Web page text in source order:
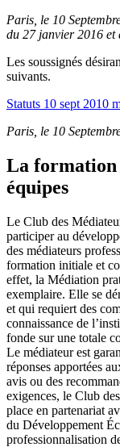
Paris, le 10
du 27 janvier 2016 et
Les soussignés
suivants.
Statuts 10 sept 2010
Paris, le 10
La formation
équipes
Le Club des
participer au
des médiateurs
formation initiale et
effet, la Médiation
exemplaire. Elle se
et qui requiert des
connaissance de
fonde sur une totale
Le médiateur est
réponses apportées
avis ou des
exigences, le Club
place en partenariat
du Développement
professionnalisation